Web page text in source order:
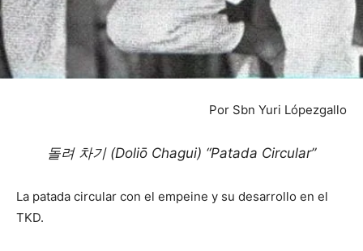
Por Sbn Yuri Lópezgallo
돌려 차기 (Doliō Chagui) “Patada Circular”
La patada circular con el empeine y su desarrollo en el
TKD.